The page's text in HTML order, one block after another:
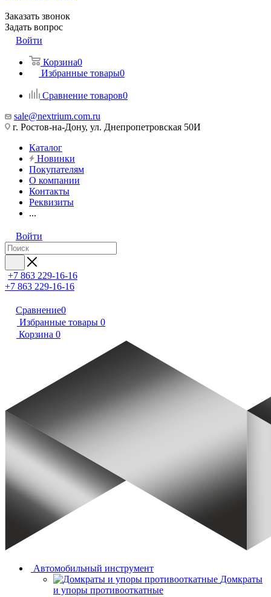
Заказать звонок
Задать вопрос
Войти
Корзина0
Избранные товары0
Сравнение товаров0
sale@nextrium.com.ru
г. Ростов-на-Дону, ул. Днепропетровская 50И
Каталог
Новинки
Покупателям
О компании
Контакты
Реквизиты
...
Войти
+7 863 229-16-16
+7 863 229-16-16
Сравнение0
Избранные товары 0
Корзина 0
Автомобильный инструмент
Домкраты
и упоры противооткатные